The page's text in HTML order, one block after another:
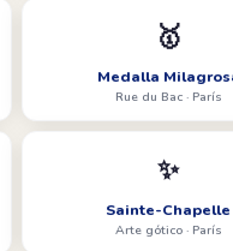
🥇
Medalla
Rue du Bac · París
✨
Sainte-Chapelle
Arte gótico · París